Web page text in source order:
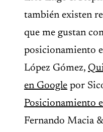
también existen
que me gustan
posicionamiento
López Gómez,
en Google por
Posicionamiento
Fernando Macia